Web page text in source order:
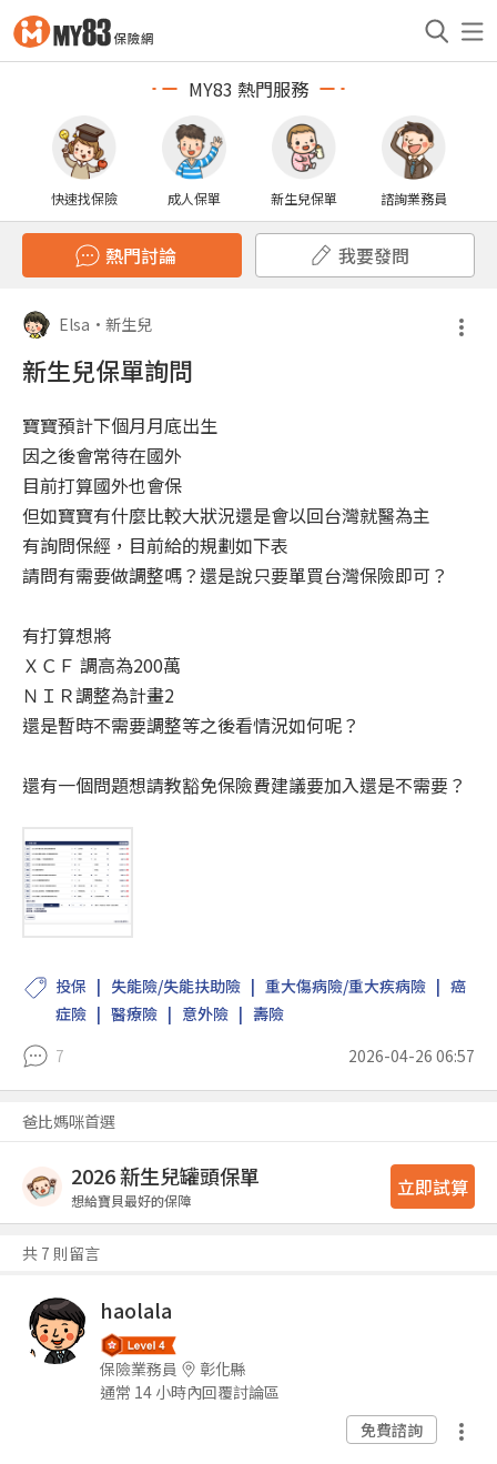
MY83 熱門服務
快速找保險 成人保單 新生兒保單 諮詢業務員
熱門討論 我要發問
Elsa • 新生兒
新生兒保單詢問
寶寶預計下個月月底出生
因之後會常待在國外
目前打算國外也會保
但如寶寶有什麼比較大狀況還是會以回台灣就醫為主
有詢問保經，目前給的規劃如下表
請問有需要做調整嗎？還是說只要單買台灣保險即可？
有打算想將
ＸＣＦ 調高為200萬
ＮＩＲ調整為計畫2
還是暫時不需要調整等之後看情況如何呢？
還有一個問題想請教豁免保險費建議要加入還是不需要？
投保 失能險/失能扶助險 重大傷病險/重大疾病險
癌
症險
醫療險 意外險
壽險
7
2026-04-26 06:57
爸比媽咪首選
2026 新生兒罐頭保單
想給寶貝最好的保障
立即試算
共 7 則留言
haolala
保險業務員
彰化縣
通常 14 小時內回覆討論區
免費諮詢